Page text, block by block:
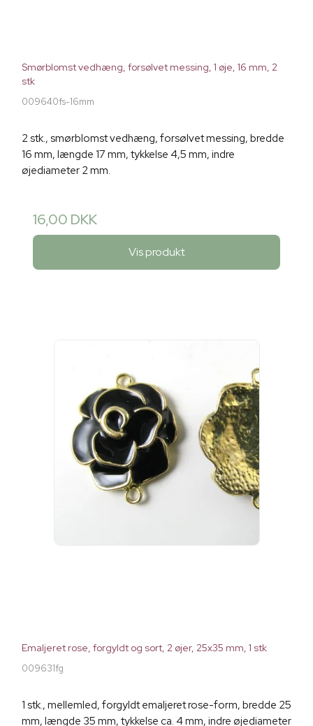
Smørblomst vedhæng, forsølvet messing, 1 øje, 16 mm, 2
stk
009640fs-16mm
2 stk., smørblomst vedhæng, forsølvet messing, bredde
16 mm, længde 17 mm, tykkelse 4,5 mm, indre
øjediameter 2 mm.
16,00 DKK
Vis produkt
Emaljeret rose, forgyldt og sort, 2 øjer, 25x35 mm, 1 stk
009631fg
1 stk., mellemled, forgyldt emaljeret rose-form, bredde 25
mm, længde 35 mm, tykkelse ca. 4 mm, indre øjediameter